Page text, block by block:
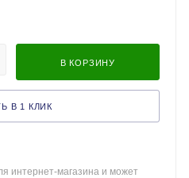
В КОРЗИНУ
В 1 КЛИК
интернет-магазина и может